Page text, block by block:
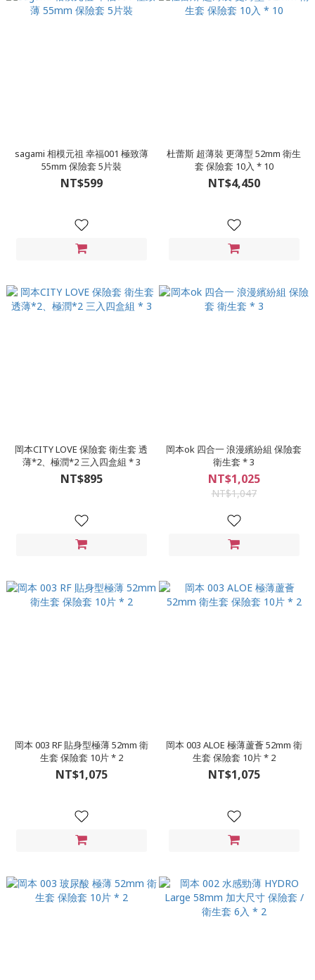
sagami 相模元祖 幸福001 極致薄
55mm 保險套 5片裝
NT$599
杜蕾斯 超薄裝 更薄型 52mm 衛生
套 保險套 10入 * 10
NT$4,450
岡本CITY LOVE 保險套 衛生套 透
薄*2、極潤*2 三入四盒組 * 3
NT$895
岡本ok 四合一 浪漫繽紛組 保險套
衛生套 * 3
NT$1,025
NT$1,047
岡本 003 RF 貼身型極薄 52mm 衛
生套 保險套 10片 * 2
NT$1,075
岡本 003 ALOE 極薄蘆薈 52mm 衛
生套 保險套 10片 * 2
NT$1,075